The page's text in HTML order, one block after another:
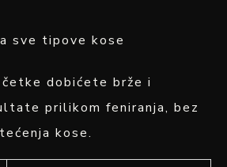
sve tipove kose
dobićete brže i
prilikom feniranja, bez
kose.